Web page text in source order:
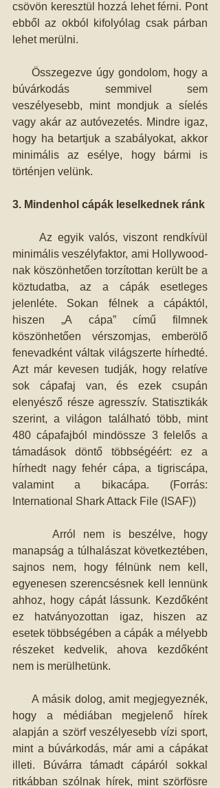
csövön keresztül hozzá lehet férni. Pont
ebből az okból kifolyólag csak párban
lehet merülni.
     Összegezve úgy gondolom, hogy a
búvárkodás semmivel sem
veszélyesebb, mint mondjuk a síelés
vagy akár az autóvezetés. Mindre igaz,
hogy ha betartjuk a szabályokat, akkor
minimális az esélye, hogy bármi is
történjen velünk.
3. Mindenhol cápák leselkednek ránk
minimális veszélyfaktor, ami Hollywood-
nak köszönhetően torzítottan került be a
köztudatba, az a cápák esetleges
jelenléte. Sokan félnek a cápáktól,
hiszen „A cápa” című filmnek
köszönhetően vérszomjas, emberölő
fenevadként váltak világszerte hírhedté.
Azt már kevesen tudják, hogy relatíve
sok cápafaj van, és ezek csupán
elenyésző része agresszív. Statisztikák
szerint, a világon található több, mint
480 cápafajból mindössze 3 felelős a
támadások döntő többségéért: ez a
hírhedt nagy fehér cápa, a tigriscápa,
valamint a bikacápa. (Forrás:
International Shark Attack File (ISAF))
manapság a túlhalászat következtében,
sajnos nem, hogy félnünk nem kell,
egyenesen szerencsésnek kell lennünk
ahhoz, hogy cápát lássunk. Kezdőként
ez hatványozottan igaz, hiszen az
esetek többségében a cápák a mélyebb
részeket kedvelik, ahova kezdőként
nem is merülhetünk.
hogy a médiában megjelenő hírek
alapján a szörf veszélyesebb vízi sport,
mint a búvárkodás, már ami a cápákat
illeti. Búvárra támadt cápáról sokkal
ritkábban szólnak hírek, mint szörfösre